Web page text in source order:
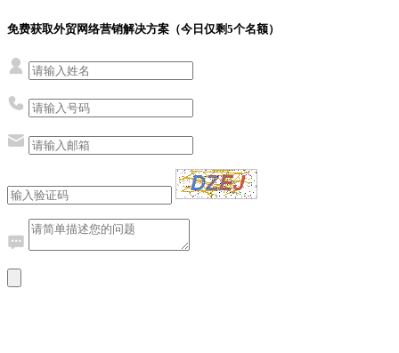
免费获取外贸网络营销解决方案（今日仅剩5个名额）